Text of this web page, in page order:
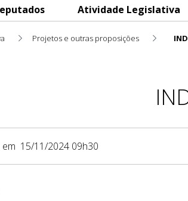
Atividade Legislativa
Projetos e outras proposições
15/11/2024 09h30